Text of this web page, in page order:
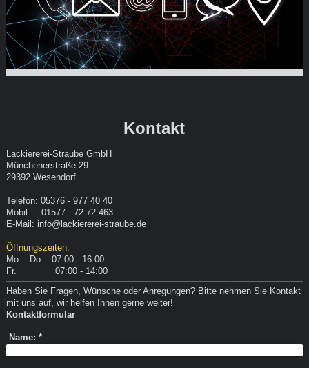
Kontakt
Lackiererei-Straube GmbH
Münchenerstraße 29
29392 Wesendorf
Telefon: 05376 - 977 40 40
Mobil: 01577 - 72 72 463
E-Mail: info@lackiererei-straube.de
Öffnungszeiten:
Mo. - Do. 07:00 - 16:00
Fr. 07:00 - 14:00
Haben Sie Fragen, Wünsche oder Anregungen? Bitte nehmen Sie Kontakt
mit uns auf, wir helfen Ihnen gerne weiter!
Kontaktformular
Name: *